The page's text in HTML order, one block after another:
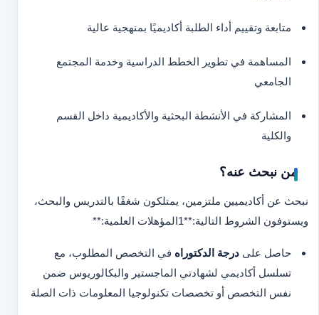
متابعة وتقييم أداء الطلبة أكاديميًا بمنهجية عالية
المساهمة في تطوير الخطط الدراسية وخدمة المجتمع
الجامعي
المشاركة في الأنشطة البحثية والأكاديمية داخل القسم
والكلية
من نبحث عنه؟
نبحث عن أكاديميين ملتزمين، يمتلكون شغفًا بالتدريس والبحث،
ويستوفون الشروط التالية:**1 المؤهلات العلمية:**
حاصل على درجة الدكتوراه في التخصص المطلوب، مع
تسلسل أكاديمي لشهادتي الماجستير والبكالوريوس ضمن
نفس التخصص أو تخصصات تكنولوجيا المعلومات ذات الصلة